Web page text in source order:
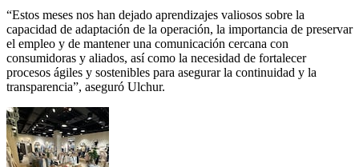
“Estos meses nos han dejado aprendizajes valiosos sobre la
capacidad de adaptación de la operación, la importancia de preservar
el empleo y de mantener una comunicación cercana con
consumidoras y aliados, así como la necesidad de fortalecer
procesos ágiles y sostenibles para asegurar la continuidad y la
transparencia”, aseguró Ulchur.